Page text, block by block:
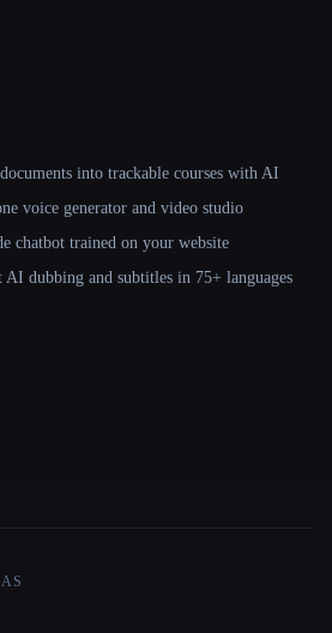
into trackable courses with AI
voice generator and video studio
chatbot trained on your website
dubbing and subtitles in 75+ languages